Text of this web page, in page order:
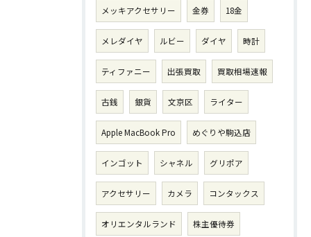
メッキアクセサリー 金券 18金
メレダイヤ ルビー ダイヤ 時計
ティファニー 出張買取 買取相場速報
古銭 銀貨 文京区 ライター
Apple MacBook Pro めぐりや駒込店
インゴット シャネル グリポア
アクセサリー カメラ コンタックス
オリエンタルランド 株主優待券